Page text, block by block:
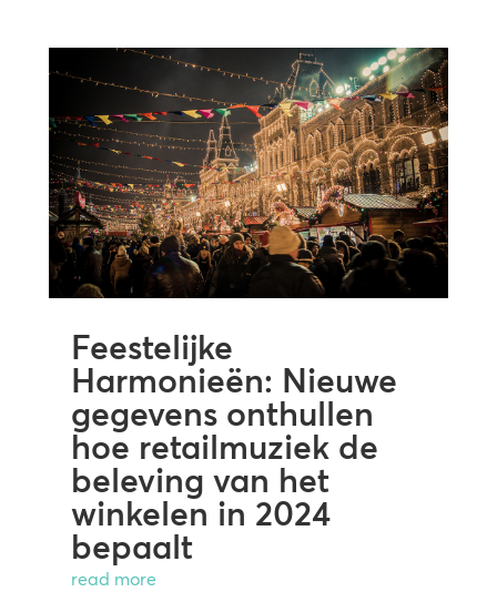
Feestelijke
Harmonieën: Nieuwe
gegevens onthullen
hoe retailmuziek de
beleving van het
winkelen in 2024
bepaalt
read more